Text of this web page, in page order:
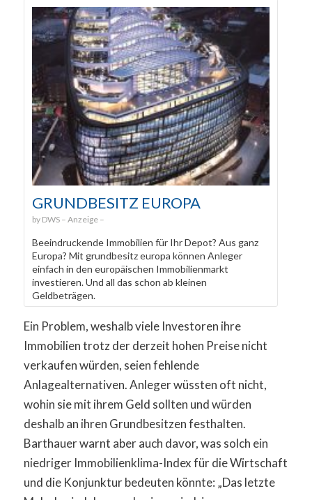
GRUNDBESITZ EUROPA
DWS
Beeindruckende Immobilien für Ihr Depot? Aus ganz
Europa? Mit grundbesitz europa können Anleger
einfach in den europäischen Immobilienmarkt
investieren. Und all das schon ab kleinen
Geldbeträgen.
Ein Problem, weshalb viele Investoren ihre
Immobilien trotz der derzeit hohen Preise nicht
verkaufen würden, seien fehlende
Anlagealternativen. Anleger wüssten oft nicht,
wohin sie mit ihrem Geld sollten und würden
deshalb an ihren Grundbesitzen festhalten.
Barthauer warnt aber auch davor, was solch ein
niedriger Immobilienklima-Index für die Wirtschaft
und die Konjunktur bedeuten könnte: „Das letzte